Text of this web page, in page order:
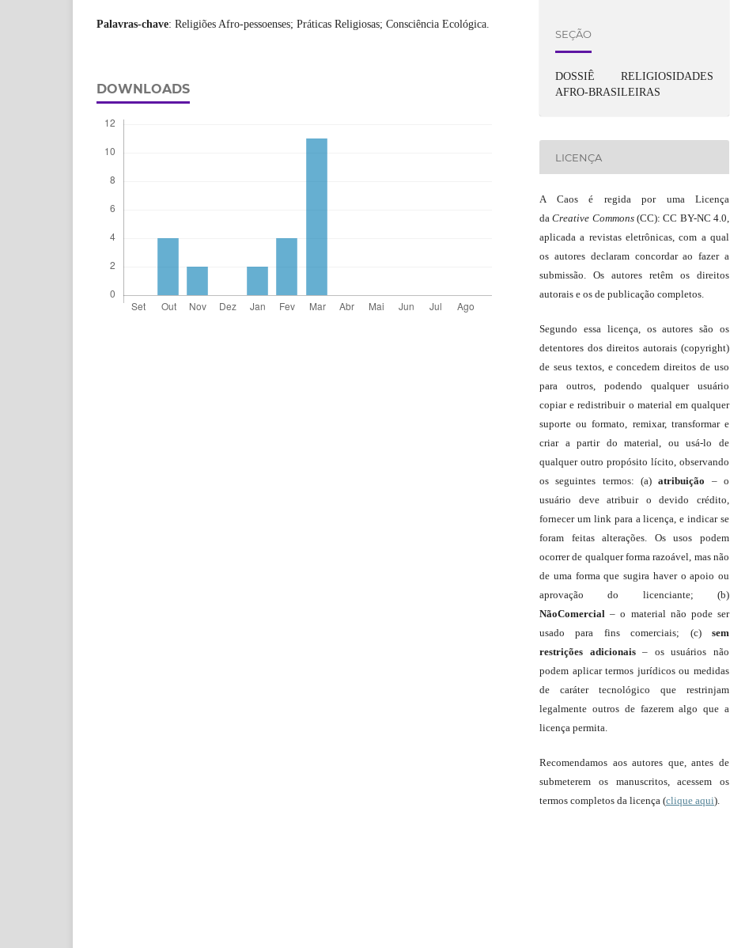
Palavras-chave: Religiões Afro-pessoenses; Práticas Religiosas; Consciência Ecológica.
DOWNLOADS
SEÇÃO
DOSSIÊ RELIGIOSIDADES
AFRO-BRASILEIRAS
LICENÇA
A Caos é regida por uma Licença
daCreative Commons(CC): CC BY-NC 4.0,
aplicada a revistas eletrônicas, com a qual
os autores declaram concordar ao fazer a
submissão. Os autores retêm os direitos
autorais e os de publicação completos.
Segundo essa licença, os autores são os
detentores dos direitos autorais (copyright)
de seus textos, e concedem direitos de uso
para outros, podendo qualquer usuário
copiar e redistribuir o material em qualquer
suporte ou formato, remixar, transformar e
criar a partir do material, ou usá-lo de
qualquer outro propósito lícito, observando
os seguintes termos: (a)atribuição – o
usuário deve atribuir o devido crédito,
fornecer um link para a licença, e indicar se
foram feitas alterações. Os usos podem
ocorrer de qualquer forma razoável, mas não
de uma forma que sugira haver o apoio ou
aprovação do licenciante; (b)
NãoComercial – o material não pode ser
usado para fins comerciais; (c) sem
restrições adicionais– os usuários não
podem aplicar termos jurídicos ou medidas
de caráter tecnológico que restrinjam
legalmente outros de fazerem algo que a
licença permita.
Recomendamos aos autores que, antes de
submeterem os manuscritos, acessem os
termos completos da licença (clique aqui).